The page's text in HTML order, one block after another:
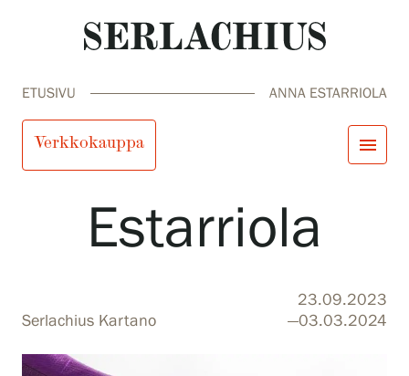
Serlachius Residenssi
ETUSIVU ANNA ESTARRIOLA
Verkkokauppa menu
Anna
Estarriola
Serlachius Kartano
23.09.2023
—03.03.2024